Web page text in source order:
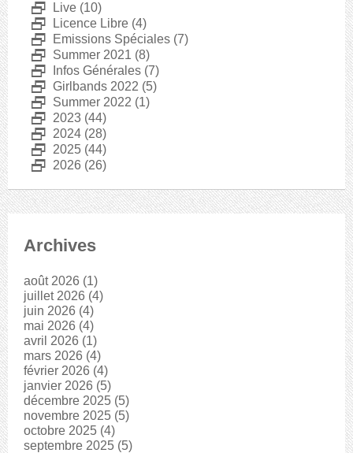
D Live (10)
D Licence Libre (4)
D Emissions Spéciales (7)
D Summer 2021 (8)
D Infos Générales (7)
D Girlbands 2022 (5)
D Summer 2022 (1)
D 2023 (44)
D 2024 (28)
D 2025 (44)
D 2026 (26)
Archives
août 2026 (1)
juillet 2026 (4)
juin 2026 (4)
mai 2026 (4)
avril 2026 (1)
mars 2026 (4)
février 2026 (4)
janvier 2026 (5)
décembre 2025 (5)
novembre 2025 (5)
octobre 2025 (4)
septembre 2025 (5)